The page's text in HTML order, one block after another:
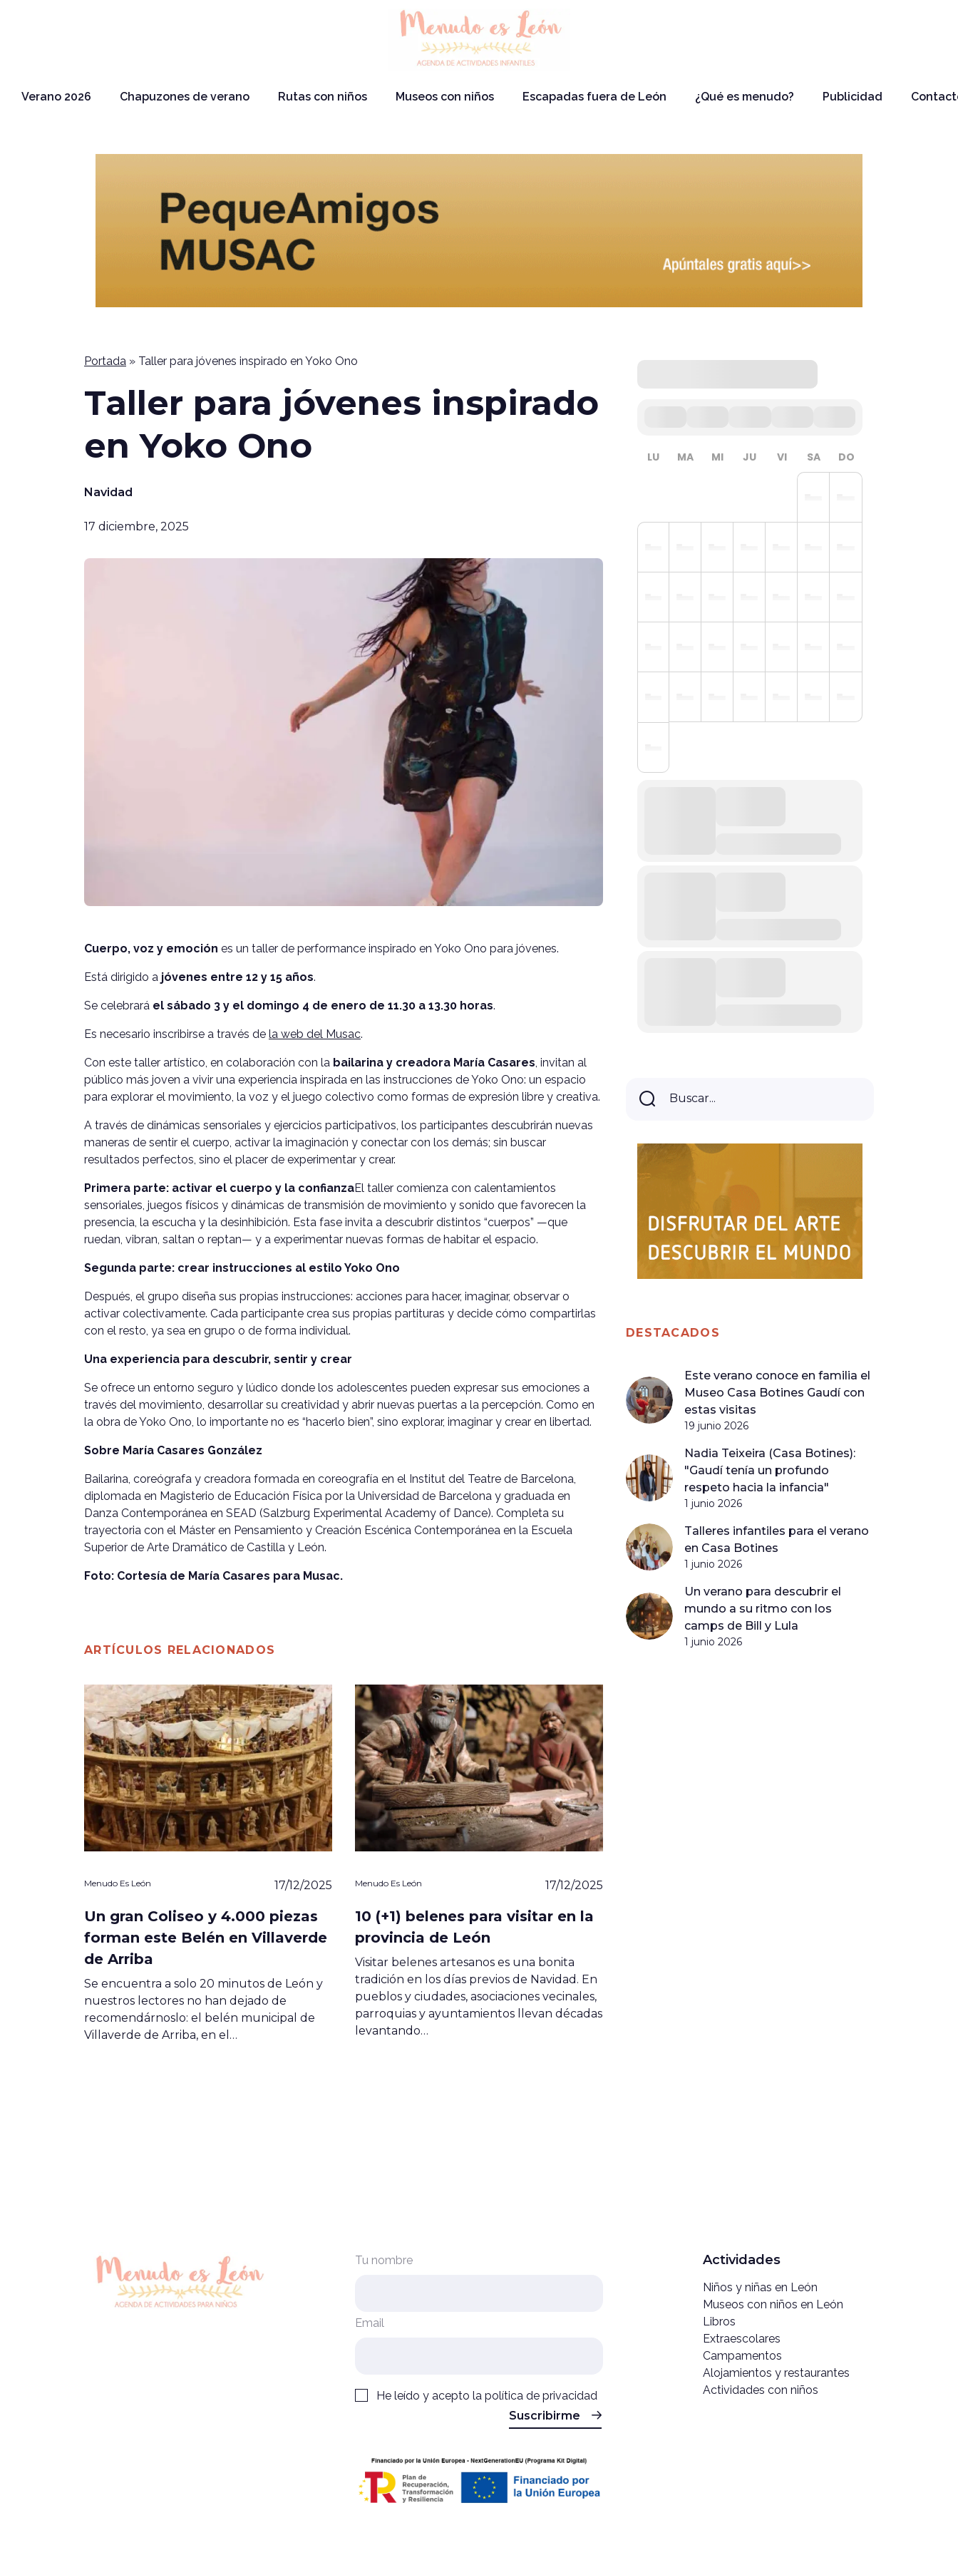
Verano 2026 Chapuzones de verano Rutas con niños Museos con niños Escapadas fuera de León ¿Qué es menudo? Publicidad
Portada » Taller para jóvenes inspirado en Yoko Ono
Taller para jóvenes inspirado
en Yoko Ono
Navidad
17 diciembre, 2025
Cuerpo, voz y emoción es un taller de performance inspirado en Yoko Ono para jóvenes.
Está dirigido a jóvenes entre 12 y 15 años.
Se celebrará el sábado 3 y el domingo 4 de enero de 11.30 a 13.30 horas.
Es necesario inscribirse a través de la web del Musac.
Con este taller artístico, en colaboración con la bailarina y creadora María Casares, invitan al
público más joven a vivir una experiencia inspirada en las instrucciones de Yoko Ono: un espacio
para explorar el movimiento, la voz y el juego colectivo como formas de expresión libre y creativa.
A través de dinámicas sensoriales y ejercicios participativos, los participantes descubrirán nuevas
maneras de sentir el cuerpo, activar la imaginación y conectar con los demás; sin buscar
resultados perfectos, sino el placer de experimentar y crear.
Primera parte: activar el cuerpo y la confianzaEl taller comienza con calentamientos
sensoriales, juegos físicos y dinámicas de transmisión de movimiento y sonido que favorecen la
presencia, la escucha y la desinhibición. Esta fase invita a descubrir distintos “cuerpos” —que
ruedan, vibran, saltan o reptan— y a experimentar nuevas formas de habitar el espacio.
Segunda parte: crear instrucciones al estilo Yoko Ono
Después, el grupo diseña sus propias instrucciones: acciones para hacer, imaginar, observar o
activar colectivamente. Cada participante crea sus propias partituras y decide cómo compartirlas
con el resto, ya sea en grupo o de forma individual.
Una experiencia para descubrir, sentir y crear
Se ofrece un entorno seguro y lúdico donde los adolescentes pueden expresar sus emociones a
través del movimiento, desarrollar su creatividad y abrir nuevas puertas a la percepción. Como en
la obra de Yoko Ono, lo importante no es “hacerlo bien”, sino explorar, imaginar y crear en libertad.
Sobre María Casares González
Bailarina, coreógrafa y creadora formada en coreografía en el Institut del Teatre de Barcelona,
diplomada en Magisterio de Educación Física por la Universidad de Barcelona y graduada en
Danza Contemporánea en SEAD (Salzburg Experimental Academy of Dance). Completa su
trayectoria con el Máster en Pensamiento y Creación Escénica Contemporánea en la Escuela
Superior de Arte Dramático de Castilla y León.
Foto: Cortesía de María Casares para Musac.
ARTÍCULOS RELACIONADOS
Menudo Es León 17/12/2025
Un gran Coliseo y 4.000 piezas
forman este Belén en Villaverde
de Arriba
Se encuentra a solo 20 minutos de León y
nuestros lectores no han dejado de
recomendárnoslo: el belén municipal de
Villaverde de Arriba, en el…
Menudo Es León 17/12/2025
10 (+1) belenes para visitar en la
provincia de León
Visitar belenes artesanos es una bonita
tradición en los días previos de Navidad. En
pueblos y ciudades, asociaciones vecinales,
parroquias y ayuntamientos llevan décadas
levantando…
LU MA MI JU VI SA DO
Buscar...
Buscar
DESTACADOS
Este verano conoce en familia el
Museo Casa Botines Gaudí con
estas visitas
19 junio 2026
Nadia Teixeira (Casa Botines):
"Gaudí tenía un profundo
respeto hacia la infancia"
1 junio 2026
Talleres infantiles para el verano
en Casa Botines
1 junio 2026
Un verano para descubrir el
mundo a su ritmo con los
camps de Bill y Lula
1 junio 2026
Tu nombre
Email
He leído y acepto la política de privacidad
Suscribirme
Actividades
Niños y niñas en León
Museos con niños en León
Libros
Extraescolares
Campamentos
Alojamientos y restaurantes
Actividades con niños